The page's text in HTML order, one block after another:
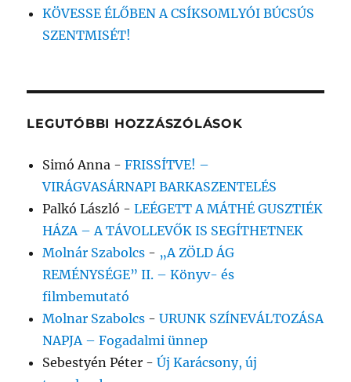
KÖVESSE ÉLŐBEN A CSÍKSOMLYÓI BÚCSÚS
SZENTMISÉT!
LEGUTÓBBI HOZZÁSZÓLÁSOK
Simó Anna -FRISSÍTVE! –
VIRÁGVASÁRNAPI BARKASZENTELÉS
Palkó László -LEÉGETT A MÁTHÉ GUSZTIÉK
HÁZA – A TÁVOLLEVŐK IS SEGÍTHETNEK
Molnár Szabolcs - „A ZÖLD ÁG
REMÉNYSÉGE” II. – Könyv- és
filmbemutató
Molnar Szabolcs -URUNK SZÍNEVÁLTOZÁSA
NAPJA – Fogadalmi ünnep
Sebestyén Péter -Új Karácsony, új